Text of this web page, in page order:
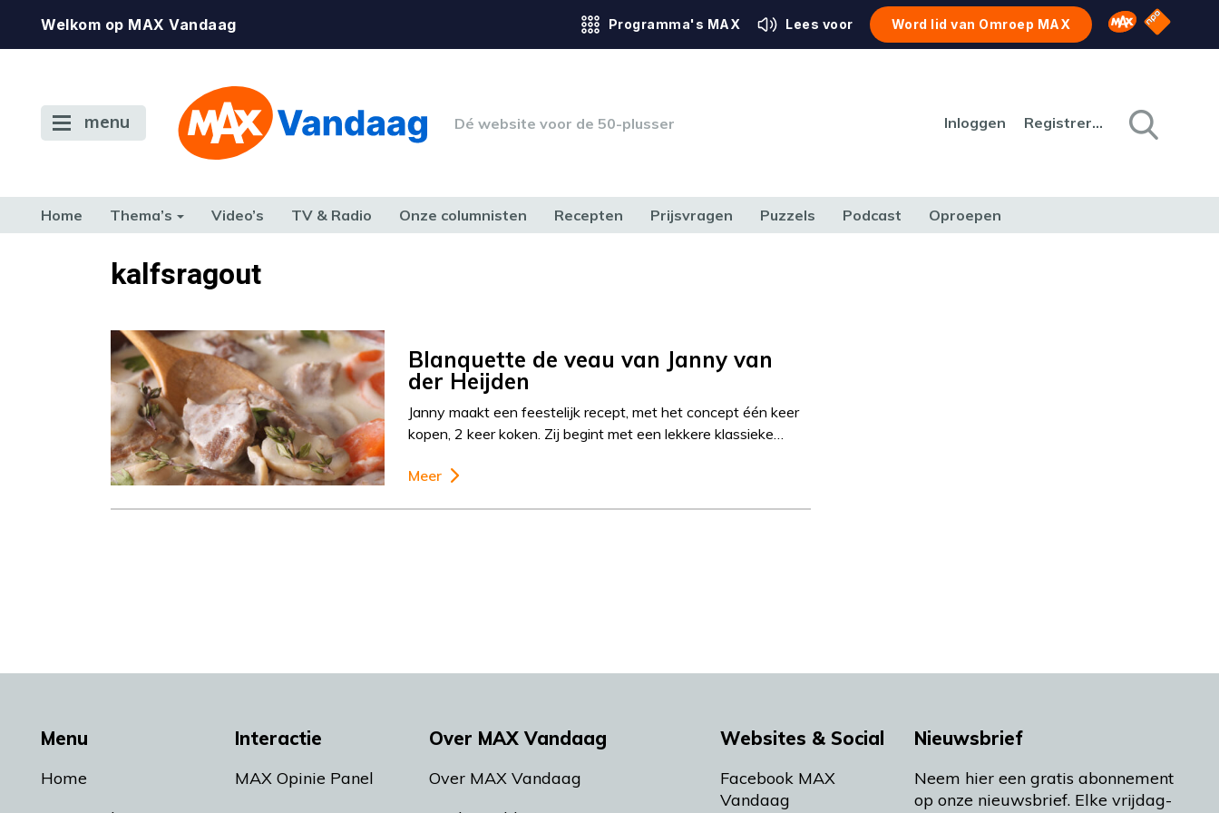
Welkom op MAX Vandaag Programma's MAX Lees voor Word lid van Omroep MAX Omroep MAX
NPO
menu Dé website voor de 50-plusser Inloggen Registreren
Home Thema’s Video’s TV & Radio Onze columnisten Recepten Prijsvragen Puzzels Podcast Oproepen
TERUG NAAR TOENkalfsragout
Blanquette de veau van Janny van
der Heijden
Janny maakt een feestelijk recept, met het concept één keer
kopen, 2 keer koken. Zij begint met een lekkere klassieke…
Meer
Menu
Home
Interactie
MAX Opinie Panel
Over MAX Vandaag
Over MAX Vandaag
Websites & Social
Facebook MAX
Vandaag
Nieuwsbrief
Neem hier een gratis abonnement
op onze nieuwsbrief. Elke vrijdag-